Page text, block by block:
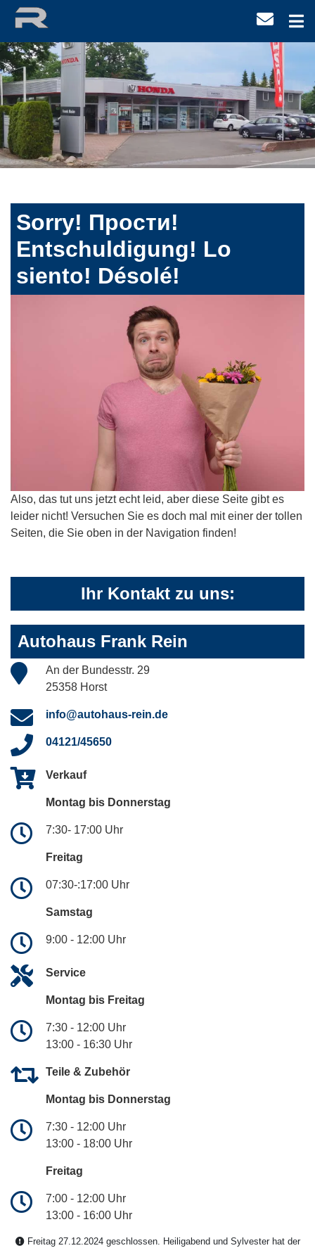
Sorry! Прости!
Entschuldigung! Lo
siento! Désolé!
Also, das tut uns jetzt echt leid, aber diese Seite gibt es
leider nicht! Versuchen Sie es doch mal mit einer der tollen
Seiten, die Sie oben in der Navigation finden!
Ihr Kontakt zu uns:
Autohaus Frank Rein
An der Bundesstr. 29
25358 Horst
info@autohaus-rein.de
04121/45650
Verkauf
Montag bis Donnerstag
7:30- 17:00 Uhr
Freitag
07:30-:17:00 Uhr
Samstag
9:00 - 12:00 Uhr
Service
Montag bis Freitag
7:30 - 12:00 Uhr
13:00 - 16:30 Uhr
Teile & Zubehör
Montag bis Donnerstag
7:30 - 12:00 Uhr
13:00 - 18:00 Uhr
Freitag
7:00 - 12:00 Uhr
13:00 - 16:00 Uhr
Freitag 27.12.2024 geschlossen. Heiligabend und Sylvester hat der